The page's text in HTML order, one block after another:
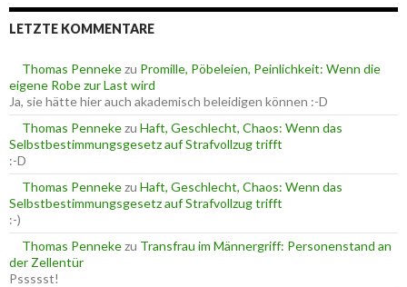
n
e
n
c
h
:
LETZTE KOMMENTARE
Thomas Pennekezu Promille, Pöbeleien, Peinlichkeit: Wenn die
eigene Robe zur Last wird
Ja, sie hätte hier auch akademisch beleidigen können :-D
Thomas Pennekezu Haft, Geschlecht, Chaos: Wenn das
Selbstbestimmungsgesetz auf Strafvollzug trifft
:-D
Thomas Pennekezu Haft, Geschlecht, Chaos: Wenn das
Selbstbestimmungsgesetz auf Strafvollzug trifft
:-)
Thomas Pennekezu Transfrau im Männergriff: Personenstand an
der Zellentür
Pssssst!